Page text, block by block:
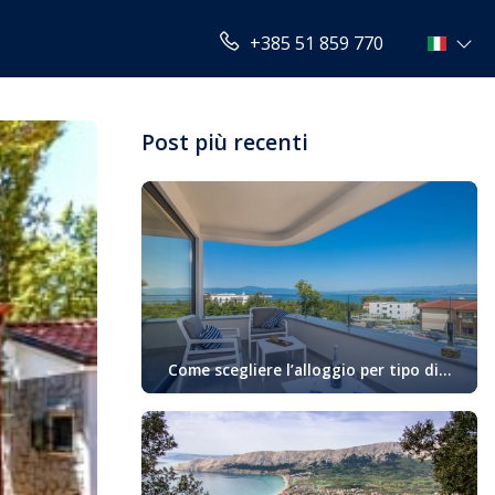
+385 51 859 770
Post più recenti
Come scegliere l’alloggio per tipo di
attività in vacanza
Oggigiorno sempre di più gli ospiti
cercano alloggio in base alle loro
preferenze personali e allo stile di
godimento della loro vacanza. Se siete